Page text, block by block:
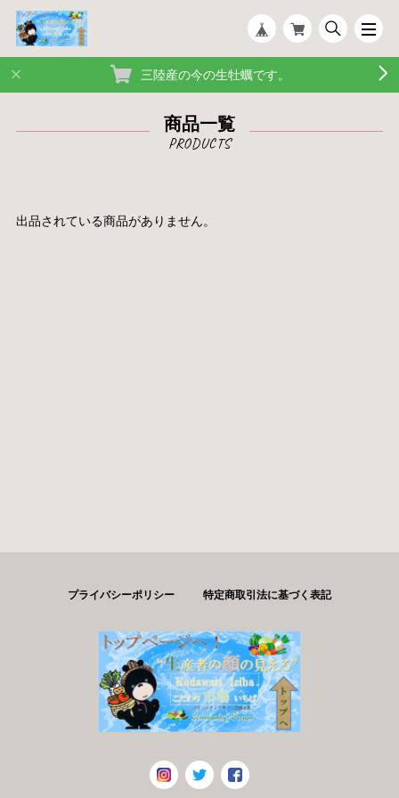
三陸産の今の生牡蠣です。
商品一覧
出品されている商品がありません。
プライバシーポリシー 特定商取引法に基づく表記